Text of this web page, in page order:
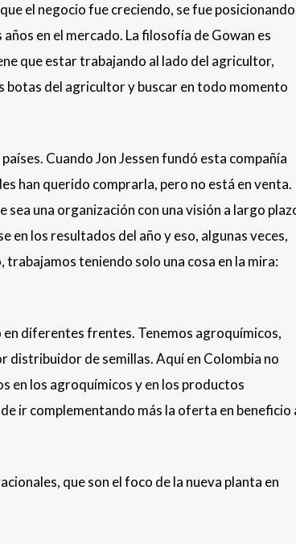
el negocio fue creciendo, se fue posicionando
en el mercado. La filosofía de Gowan es
que estar trabajando al lado del agricultor,
botas del agricultor y buscar en todo momento
Cuando Jon Jessen fundó esta compañía
han querido comprarla, pero no está en venta.
una organización con una visión a largo
en los resultados del año y eso, algunas veces,
trabajamos teniendo solo una cosa en la mira:
en diferentes frentes. Tenemos agroquímicos,
distribuidor de semillas. Aquí en Colombia no
en los agroquímicos y en los productos
ir complementando más la oferta en beneficio
que son el foco de la nueva planta en